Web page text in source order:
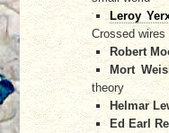
Leroy
Crossed wires
Robert
Mort
theory
Helmar
Ed Earl